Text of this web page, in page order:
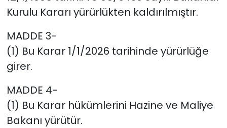
Kurulu Kararı yürürlükten kaldırılmıştır.
MADDE 3-
(1) Bu Karar 1/1/2026 tarihinde yürürlüğe
girer.
MADDE 4-
(1) Bu Karar hükümlerini Hazine ve Maliye
Bakanı yürütür.